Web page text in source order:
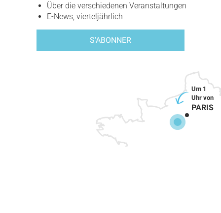
Über die verschiedenen Veranstaltungen
E-News, vierteljährlich
S'ABONNER
PARIS